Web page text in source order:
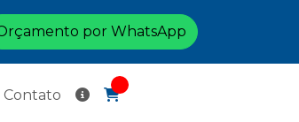
por WhatsApp
Contato